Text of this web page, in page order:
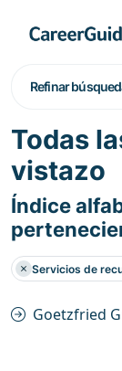
Refinar
Todas
vistazo
Índice
Servicios de
Goetzfried